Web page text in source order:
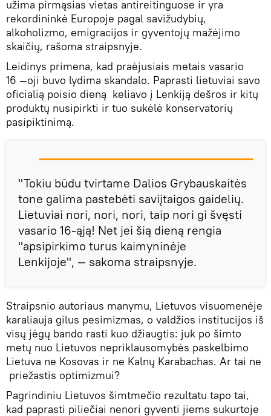
užima pirmąsias vietas antireitinguose ir yra
rekordininkė Europoje pagal savižudybių,
alkoholizmo, emigracijos ir gyventojų mažėjimo
skaičių, rašoma straipsnyje.
Leidinys primena, kad praėjusiais metais vasario
16 —oji buvo lydima skandalo. Paprasti lietuviai savo
oficialią poisio dieną keliavo į Lenkiją dešros ir kitų
produktų nusipirkti ir tuo sukėlė konservatorių
pasipiktinimą.
"Tokiu būdu tvirtame Dalios Grybauskaitės
tone galima pastebėti saviįtaigos gaidelių.
Lietuviai nori, nori, nori, taip nori gi švęsti
vasario 16-ąją! Net jei šią dieną rengia
"apsipirkimo turus kaimyninėje
Lenkijoje", — sakoma straipsnyje.
Straipsnio autoriaus manymu, Lietuvos visuomenėje
karaliauja gilus pesimizmas, o valdžios institucijos iš
visų jėgų bando rasti kuo džiaugtis: juk po šimto
metų nuo Lietuvos nepriklausomybės paskelbimo
Lietuva ne Kosovas ir ne Kalnų Karabachas. Ar tai ne
priežastis optimizmui?
Pagrindiniu Lietuvos šimtmečio rezultatu tapo tai,
kad paprasti piliečiai nenori gyventi jiems sukurtoje